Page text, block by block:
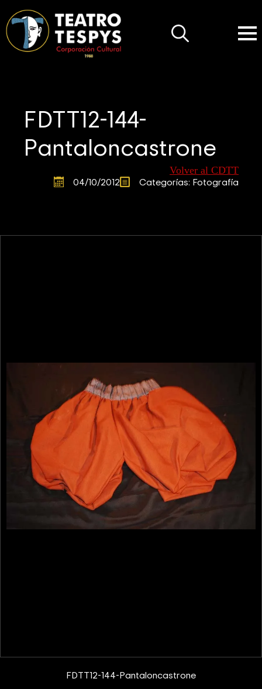
FDTT12-144-
Pantaloncastrone
Volver al CDTT
04/10/2012 Categorías: Fotografía
FDTT12-144-Pantaloncastrone